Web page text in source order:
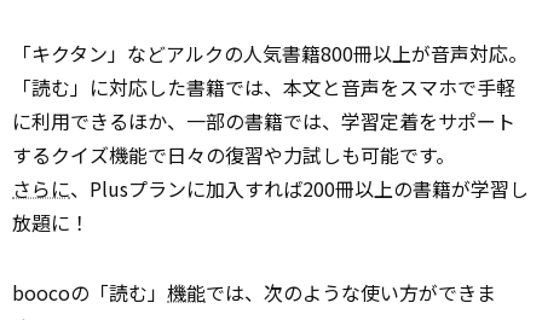
「キクタン」などアルクの人気書籍800冊以上が音声対応。
「読む」に対応した書籍では、本文と音声をスマホで手軽
に利用できるほか、一部の書籍では、学習定着をサポート
するクイズ機能で日々の復習や力試しも可能です。
さらに、Plusプランに加入すれば200冊以上の書籍が学習し
放題に！
boocoの「読む」 機能では、次のような使い方ができま